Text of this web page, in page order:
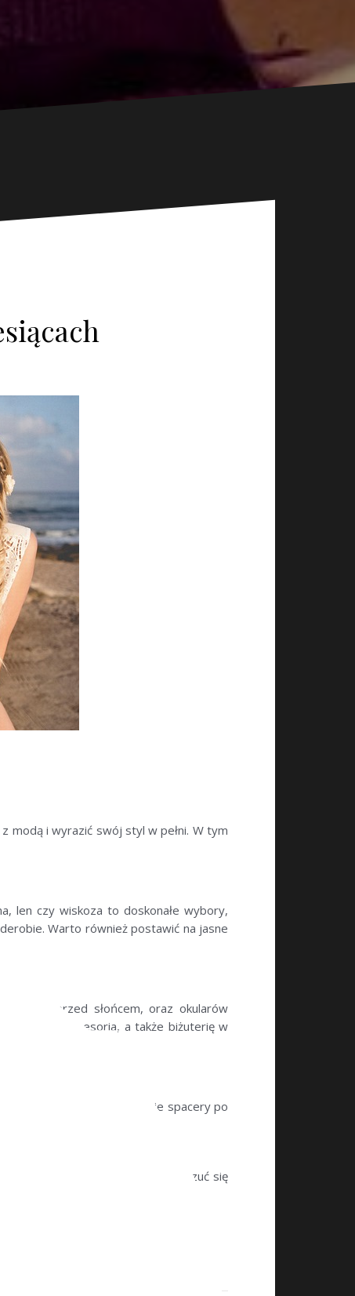
modą i wyrazić swój styl w pełni. W tym
len czy wiskoza to doskonałe wybory,
Warto również postawić na jasne
ochroni przed słońcem, oraz okularów
akcesoria, a także biżuterię w
rozwiązania na długie spacery po
jak i w hotelu.
dodatki i wygodne obuwie, aby czuć się
w słońcu!